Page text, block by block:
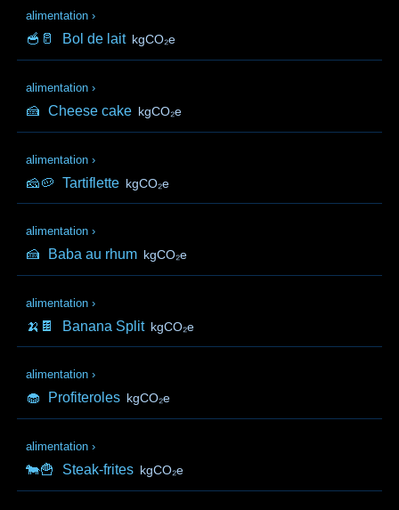
alimentation ›
🥣🥛 Bol de lait kgCO₂e
alimentation ›
🍰 Cheese cake kgCO₂e
alimentation ›
🧀🥔 Tartiflette kgCO₂e
alimentation ›
🍰 Baba au rhum kgCO₂e
alimentation ›
🍌🍫 Banana Split kgCO₂e
alimentation ›
🧁 Profiteroles kgCO₂e
alimentation ›
🐄🍟 Steak-frites kgCO₂e